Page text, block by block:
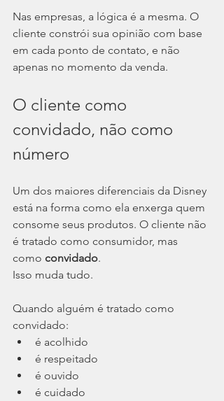
Nas empresas, a lógica é a mesma. O
cliente constrói sua opinião com base
em cada ponto de contato, e não
apenas no momento da venda.
O cliente como
convidado, não como
número
Um dos maiores diferenciais da Disney
está na forma como ela enxerga quem
consome seus produtos. O cliente não
é tratado como consumidor, mas
como convidado.
Isso muda tudo.
Quando alguém é tratado como
convidado:
é acolhido
é respeitado
é ouvido
é cuidado